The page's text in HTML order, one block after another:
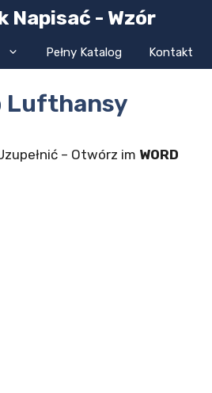
Napisać - Wzór
Pełny Katalog Kontakt
Lufthansy
– Otwórz im WORD